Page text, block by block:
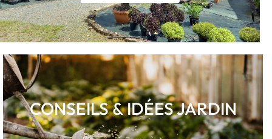
CONSEILS & IDÉES JARDIN